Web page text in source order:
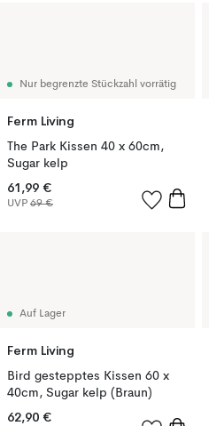
Nur begrenzte Stückzahl vorrätig
Ferm Living
The Park Kissen 40 x 60cm,
Sugar kelp
61,99 €
UVP 69 €
Auf Lager
Ferm Living
Bird gestepptes Kissen 60 x
40cm, Sugar kelp (Braun)
62,90 €